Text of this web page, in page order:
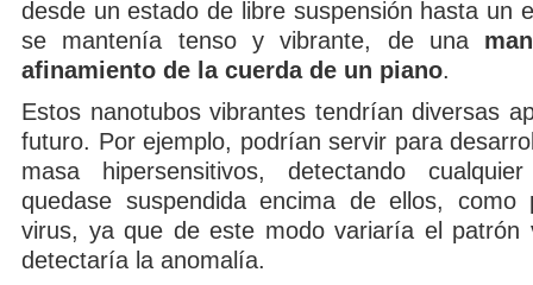
desde un estado de libre suspensión hasta un
se mantenía tenso y vibrante, de una
afinamiento de la cuerda de un piano.
Estos nanotubos vibrantes tendrían diversas
futuro. Por ejemplo, podrían servir para
masa hipersensitivos, detectando
quedase suspendida encima de ellos, como
virus, ya que de este modo variaría el patrón
detectaría la anomalía.